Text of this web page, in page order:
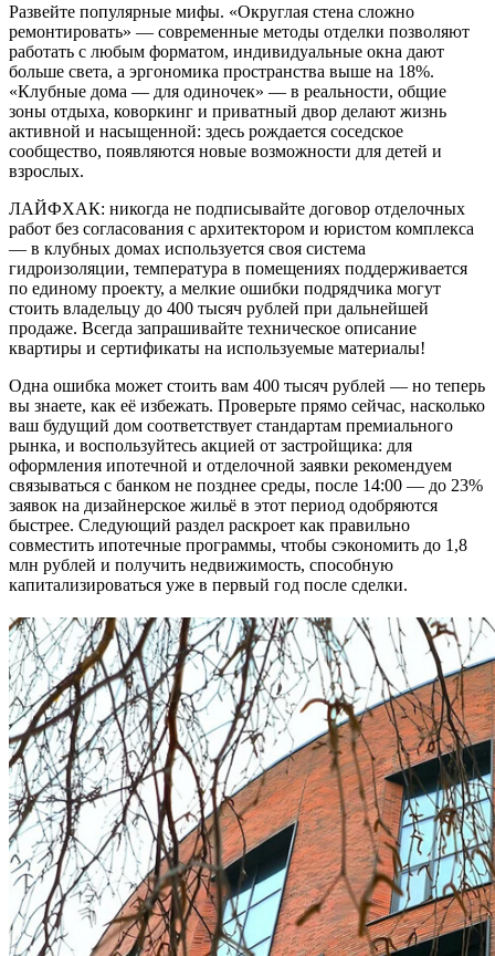
Развейте популярные мифы. «Округлая стена сложно
ремонтировать» — современные методы отделки позволяют
работать с любым форматом, индивидуальные окна дают
больше света, а эргономика пространства выше на 18%.
«Клубные дома — для одиночек» — в реальности, общие
зоны отдыха, коворкинг и приватный двор делают жизнь
активной и насыщенной: здесь рождается соседское
сообщество, появляются новые возможности для детей и
взрослых.
ЛАЙФХАК: никогда не подписывайте договор отделочных
работ без согласования с архитектором и юристом комплекса
— в клубных домах используется своя система
гидроизоляции, температура в помещениях поддерживается
по единому проекту, а мелкие ошибки подрядчика могут
стоить владельцу до 400 тысяч рублей при дальнейшей
продаже. Всегда запрашивайте техническое описание
квартиры и сертификаты на используемые материалы!
Одна ошибка может стоить вам 400 тысяч рублей — но теперь
вы знаете, как её избежать. Проверьте прямо сейчас, насколько
ваш будущий дом соответствует стандартам премиального
рынка, и воспользуйтесь акцией от застройщика: для
оформления ипотечной и отделочной заявки рекомендуем
связываться с банком не позднее среды, после 14:00 — до 23%
заявок на дизайнерское жильё в этот период одобряются
быстрее. Следующий раздел раскроет как правильно
совместить ипотечные программы, чтобы сэкономить до 1,8
млн рублей и получить недвижимость, способную
капитализироваться уже в первый год после сделки.